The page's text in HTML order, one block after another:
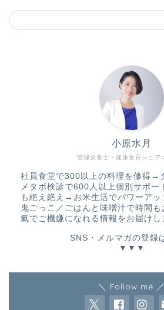
管理栄養士・健康食育シニア
小原水月
社員食堂で300以上の料理を修得→
メタボ検診で600人以上個別サポ
も絶え絶え→お米生活でパワーア
鬼ごっこ／ごはんと味噌汁で時間
氣でご機嫌になれる情報をお届けし
SNS・メルマガの登録
▼▼▼
＼ Follow me ／